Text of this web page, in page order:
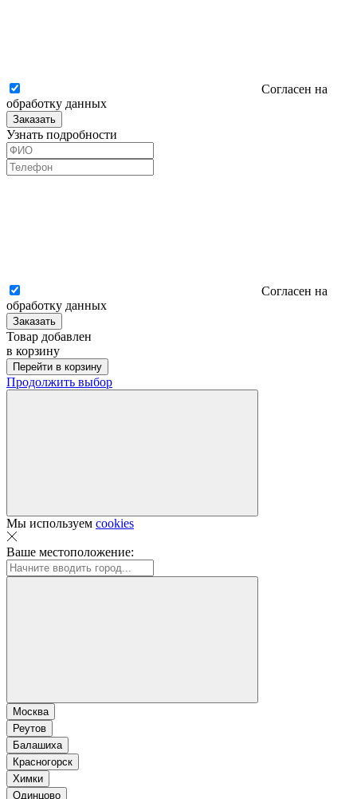
Согласен на
обработку данных
Заказать
Узнать подробности
Согласен на
обработку данных
Заказать
Товар добавлен
в корзину
Перейти в корзину
Продолжить выбор
Мы используем cookies
Ваше местоположение:
Москва
Реутов
Балашиха
Красногорск
Химки
Одинцово